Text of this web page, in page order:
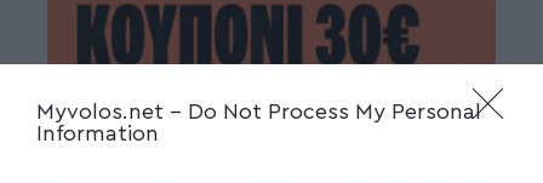
Myvolos.net - Do Not Process My Personal
Information